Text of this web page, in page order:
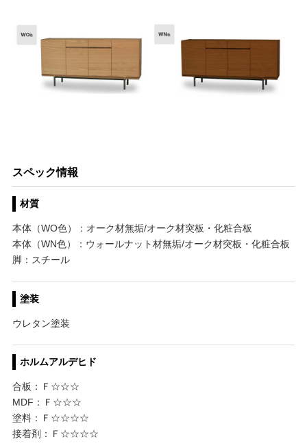
スペック情報
材質
本体（WO色）：オーク材無垢/オーク材突板・化粧合板
本体（WN色）：ウォールナット材無垢/オーク材突板・化粧合板
脚：スチール
塗装
ウレタン塗装
ホルムアルデヒド
合板：Ｆ☆☆☆
MDF：Ｆ☆☆☆
塗料：Ｆ☆☆☆☆
接着剤：Ｆ☆☆☆☆